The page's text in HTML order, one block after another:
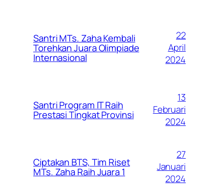
Santri MTs. Zaha Kembali
Torehkan Juara Olimpiade
Internasional
22
April
2024
Santri Program IT Raih
Prestasi Tingkat Provinsi
13
Februari
2024
Ciptakan BTS, Tim Riset
MTs. Zaha Raih Juara 1
27
Januari
2024